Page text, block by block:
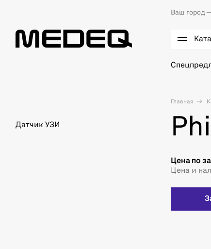
Ваш город
Главная
Датчик УЗИ
Цена по
Цена и